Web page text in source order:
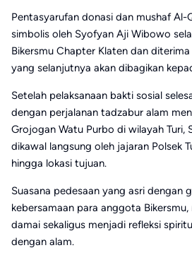
Pentasyarufan donasi dan mushaf Al-
simbolis oleh Syofyan Aji Wibowo
Bikersmu Chapter Klaten dan
yang selanjutnya akan dibagikan
Setelah pelaksanaan bakti sosial
dengan perjalanan tadzabur alam
Grojogan Watu Purbo di wilayah Turi,
dikawal langsung oleh jajaran Polsek
hingga lokasi tujuan.
Suasana pedesaan yang asri dengan
kebersamaan para anggota
damai sekaligus menjadi refleksi
dengan alam.